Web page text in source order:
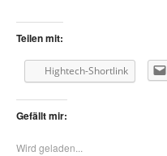
Teilen mit:
Hightech-Shortlink
Gefällt mir:
Wird geladen...